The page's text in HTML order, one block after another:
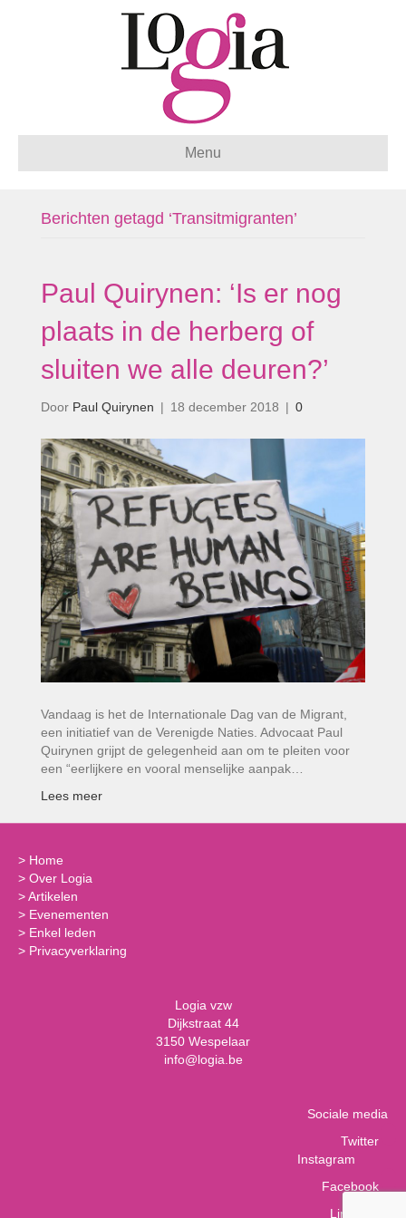
Menu
Berichten getagd ‘Transitmigranten’
Paul Quirynen: ‘Is er nog
plaats in de herberg of
sluiten we alle deuren?’
Door Paul Quirynen | 18 december 2018 | 0
Vandaag is het de Internationale Dag van de Migrant,
een initiatief van de Verenigde Naties. Advocaat Paul
Quirynen grijpt de gelegenheid aan om te pleiten voor
een “eerlijkere en vooral menselijke aanpak…
Lees meer
> Home
> Over Logia
>Artikelen
> Evenementen
> Enkel leden
> Privacyverklaring
Logia vzw
Dijkstraat 44
3150 Wespelaar
info@logia.be
Sociale media
Twitter
Instagram
Facebook
LinkedIn